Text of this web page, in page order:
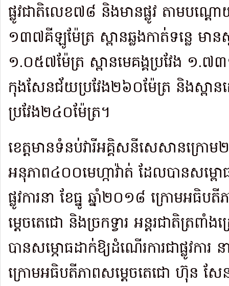
ផ្លូវជាតិលេខ៧៨ និងមានផ្លូវ តាមបណ្ដ
១៣៧គីឡូម៉ែត្រ ស្ពានឆ្លងកាត់ទន្លេ មាន
១.០៥៧ម៉ែត្រ ស្ពានមេគង្គប្រវែង ១.៧៣
កុងសែនជ័យប្រវែង២៦០ម៉ែត្រ និង​ស្ពា
ប្រវែង២៤០ម៉ែត្រ។
ខេត្តមានទំនប់វារីអគ្គិសនីសេសានក្រោម
អនុភាព៤០០មេហ្កាវ៉ាត់ ដែលបានសម្ពោ
ផ្លូវការនា ខែធ្នូ ឆ្នាំ២០១៨ ក្រោមអធិប
ម្តេចតេជោ និងច្រក​ទ្វារ អន្ដរជាតិត្
បានសម្ភោធដាក់ឱ្យដំណើរការជាផ្លូវការ
ក្រោមអធិបតីភាពសម្ដេចតេជោ ហ៊ុន